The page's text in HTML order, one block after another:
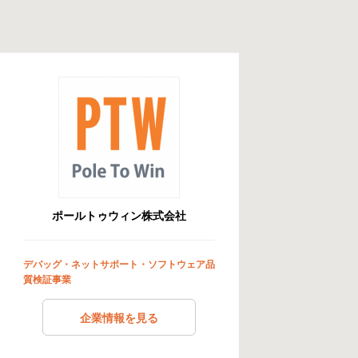
ポールトゥウィン株式会社
デバッグ・ネットサポート・ソフトウェア品
質検証事業
企業情報を見る